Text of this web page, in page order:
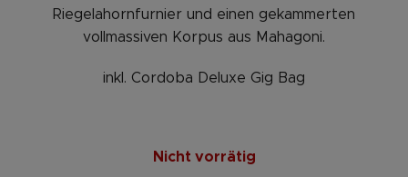
Riegelahornfurnier und einen gekammerten
vollmassiven Korpus aus Mahagoni.
inkl. Cordoba Deluxe Gig Bag
Nicht vorrätig